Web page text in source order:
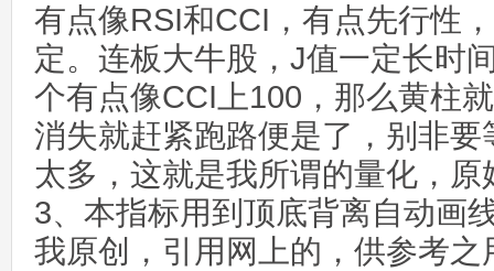
有点像RSI和CCI，有点先行性
定。连板大牛股，J值一定长时
个有点像CCI上100，那么黄柱
消失就赶紧跑路便是了，别非
太多，这就是我所谓的量化，原
3、本指标用到顶底背离自动画
我原创，引用网上的，供参考